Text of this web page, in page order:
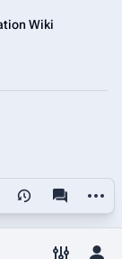
更多
Wiki